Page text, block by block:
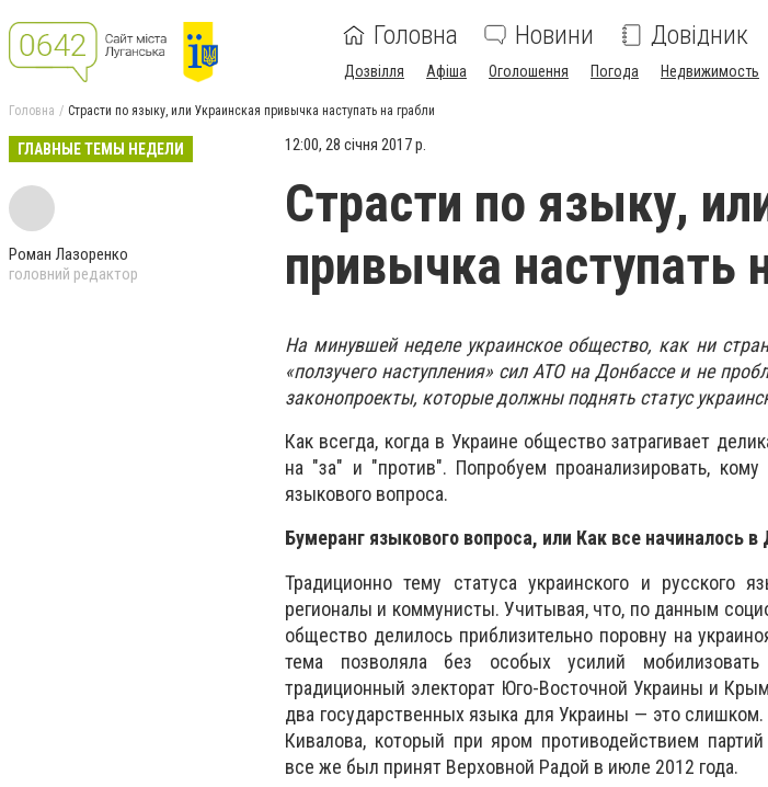
Головна Новини Довідник
Дозвілля Афіша Оголошення Погода Недвижимость
Головна Страсти по языку, или Украинская привычка наступать на грабли
ГЛАВНЫЕ ТЕМЫ НЕДЕЛИ
Роман Лазоренко
головний редактор
12:00, 28 січня 2017 р.
Страсти по языку,
привычка наступать
На минувшей неделе украинское общество, как ни
«ползучего наступления» сил АТО на Донбассе и не
законопроекты, которые должны поднять статус
Как всегда, когда в Украине общество затрагивает
на "за" и "против". Попробуем проанализировать,
языкового вопроса.
Бумеранг языкового вопроса, или Как все начиналось
Традиционно тему статуса украинского и русского
регионалы и коммунисты. Учитывая, что, по данным
общество делилось приблизительно поровну на
тема позволяла без особых усилий
традиционный электорат Юго-Восточной Украины и
два государственных языка для Украины — это
Кивалова, который при яром противодействием партий
все же был принят Верховной Радой в июле 2012 года.